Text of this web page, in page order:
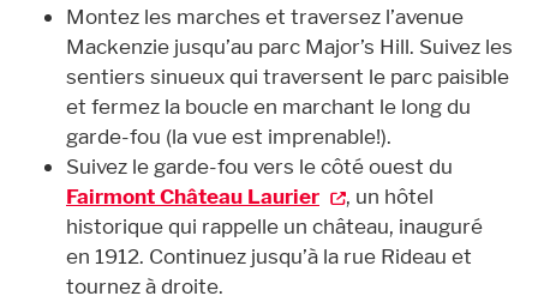
Montez les marches et traversez l’avenue
Mackenzie jusqu’au parc Major’s Hill. Suivez les
sentiers sinueux qui traversent le parc paisible
et fermez la boucle en marchant le long du
garde-fou (la vue est imprenable!).
Suivez le garde-fou vers le côté ouest du
Fairmont Château Laurier
, un hôtel
historique qui rappelle un château, inauguré
en 1912. Continuez jusqu’à la rue Rideau et
tournez à droite.